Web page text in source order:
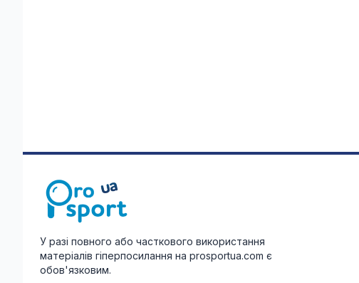
У разі повного або часткового використання
матеріалів гіперпосилання на prosportua.com є
обов'язковим.